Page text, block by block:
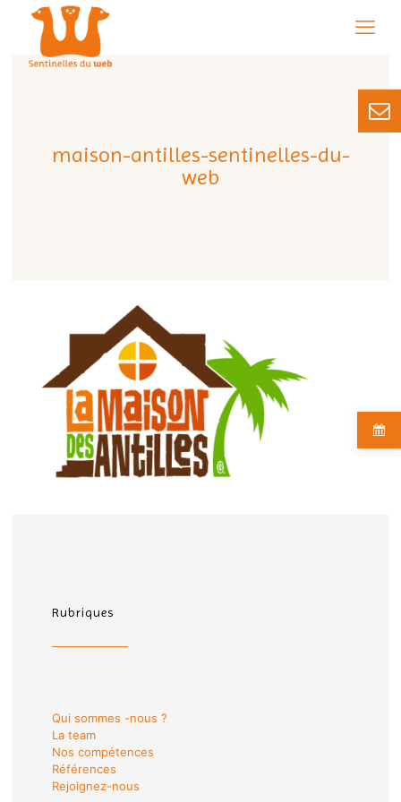
maison-antilles-sentinelles-du-
web
Rubriques
Qui sommes -nous ?
La team
Nos compétences
Références
Rejoignez-nous